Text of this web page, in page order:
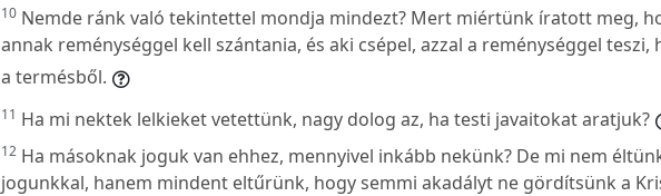
10 Nemde ránk való tekintettel mondja mindezt? Mert miértünk íratott meg,
annak reménységgel kell szántania, és aki csépel, azzal a reménységgel teszi,
a termésből.
11 Ha mi nektek lelkieket vetettünk, nagy dolog az, ha testi javaitokat aratjuk?
12 Ha másoknak joguk van ehhez, mennyivel inkább nekünk? De mi nem
jogunkkal, hanem mindent eltűrünk, hogy semmi akadályt ne gördítsünk a